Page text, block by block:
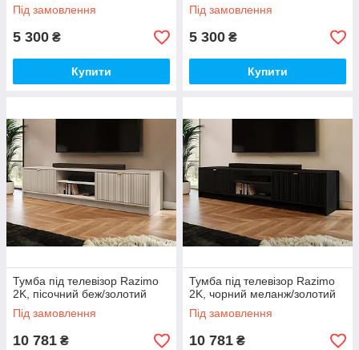
Під замовлення
5 300 ₴
Купити
Під замовлення
5 300 ₴
Купити
Тумба під телевізор Razimo
2K, пісочний беж/золотий
Під замовлення
10 781 ₴
Тумба під телевізор Razimo
2K, чорний меланж/золотий
Під замовлення
10 781 ₴